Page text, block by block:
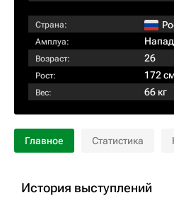
Страна:
Амплуа:
Возраст: 26
Рост: 172
Вес: 66 кг
Главное Статистика
История выступлений